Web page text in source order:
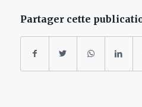
Partager cette